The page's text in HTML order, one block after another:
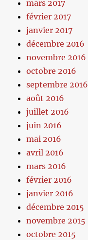
mars 2017
février 2017
janvier 2017
décembre 2016
novembre 2016
octobre 2016
septembre 2016
août 2016
juillet 2016
juin 2016
mai 2016
avril 2016
mars 2016
février 2016
janvier 2016
décembre 2015
novembre 2015
octobre 2015